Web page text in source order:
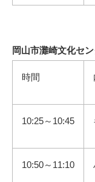
岡山市灘崎文化セ
時間
10:25～10:45
10:50～11:10